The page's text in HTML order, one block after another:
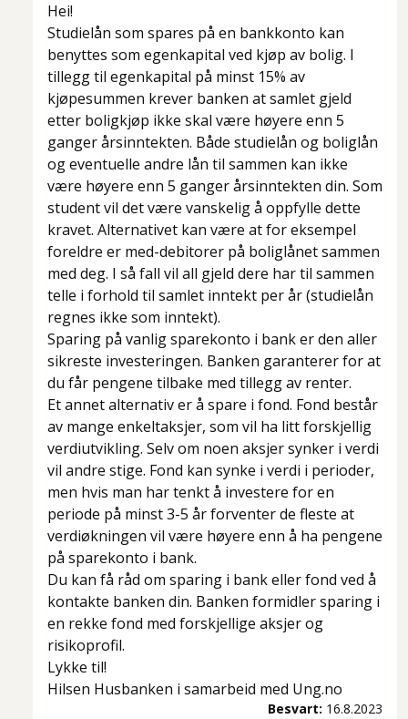
Hei!
Studielån som spares på en bankkonto kan
benyttes som egenkapital ved kjøp av bolig. I
tillegg til egenkapital på minst 15% av
kjøpesummen krever banken at samlet gjeld
etter boligkjøp ikke skal være høyere enn 5
ganger årsinntekten. Både studielån og boliglån
og eventuelle andre lån til sammen kan ikke
være høyere enn 5 ganger årsinntekten din. Som
student vil det være vanskelig å oppfylle dette
kravet. Alternativet kan være at for eksempel
foreldre er med-debitorer på boliglånet sammen
med deg. I så fall vil all gjeld dere har til sammen
telle i forhold til samlet inntekt per år (studielån
regnes ikke som inntekt).
Sparing på vanlig sparekonto i bank er den aller
sikreste investeringen. Banken garanterer for at
du får pengene tilbake med tillegg av renter.
Et annet alternativ er å spare i fond. Fond består
av mange enkeltaksjer, som vil ha litt forskjellig
verdiutvikling. Selv om noen aksjer synker i verdi
vil andre stige. Fond kan synke i verdi i perioder,
men hvis man har tenkt å investere for en
periode på minst 3-5 år forventer de fleste at
verdiøkningen vil være høyere enn å ha pengene
på sparekonto i bank.
Du kan få råd om sparing i bank eller fond ved å
kontakte banken din. Banken formidler sparing i
en rekke fond med forskjellige aksjer og
risikoprofil.
Lykke til!
Hilsen Husbanken i samarbeid med Ung.no
Besvart: 16.8.2023